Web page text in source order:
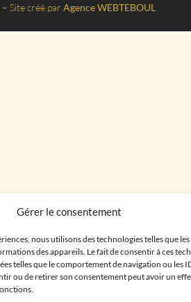
Gérer le consentement
nous utilisons des technologies telles que
des appareils. Le fait de consentir à ces
telles que le comportement de navigation ou les
ou de retirer son consentement peut avoir un
Site créé par Agence WEBTEBOUL